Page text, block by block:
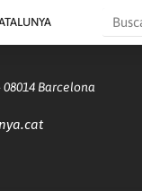
Search
08014 Barcelona